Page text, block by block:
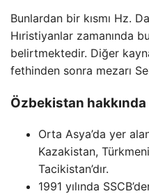
Bunlardan bir kısmı Hz.
Hıristiyanlar zamanında
belirtmektedir. Diğer
fethinden sonra mezarı
Özbekistan
Orta Asya’da yer
Kazakistan,
Tacikistan’dır.
1991 yılında